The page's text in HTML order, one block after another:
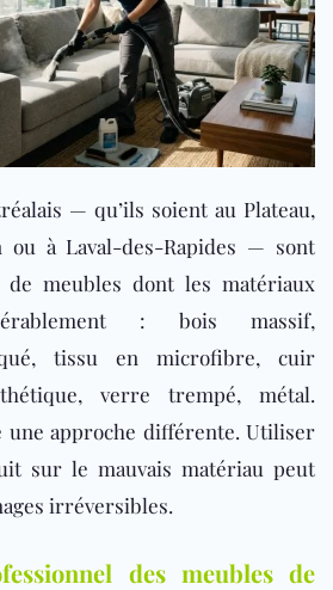
— qu’ils soient au Plateau,
ou à Laval-des-Rapides — sont
de meubles dont les matériaux
: bois massif,
tissu en microfibre, cuir
verre trempé, métal.
une approche différente. Utiliser
sur le mauvais matériau peut
irréversibles.
des meubles de